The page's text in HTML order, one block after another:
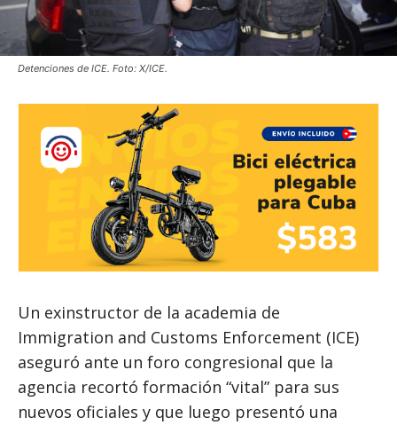
Detenciones de ICE. Foto: X/ICE.
Un exinstructor de la academia de
Immigration and Customs Enforcement (ICE)
aseguró ante un foro congresional que la
agencia recortó formación “vital” para sus
nuevos oficiales y que luego presentó una